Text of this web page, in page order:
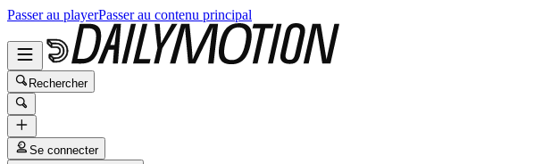
Passer au playerPasser au contenu principal
Rechercher
Se connecter